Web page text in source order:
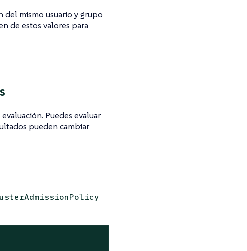
del mismo usuario y grupo
de estos valores para
Puedes evaluar
pueden cambiar